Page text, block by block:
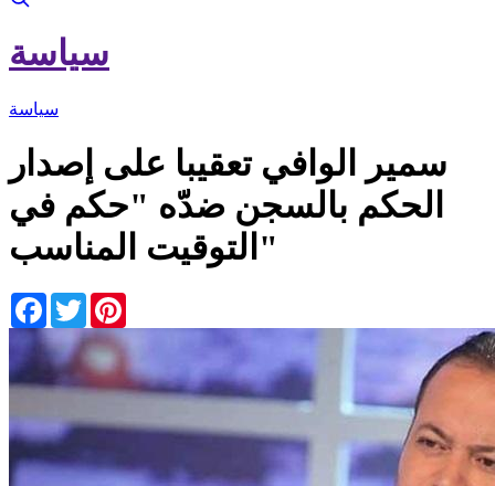
سياسة
سياسة
سمير الوافي تعقيبا على إصدار
الحكم بالسجن ضدّه "حكم في
التوقيت المناسب"
Facebook
Twitter